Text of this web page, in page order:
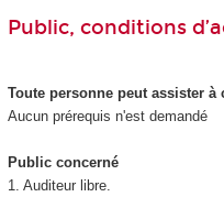
Public, conditions
Toute personne peut assister à
Aucun prérequis n'est demandé
Public concerné
1. Auditeur libre.